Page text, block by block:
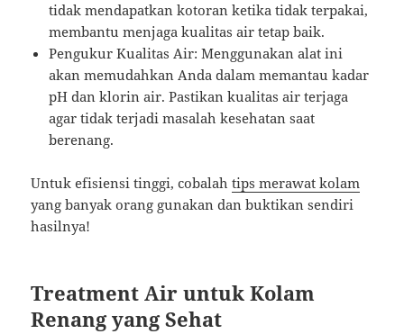
tidak mendapatkan kotoran ketika tidak terpakai,
membantu menjaga kualitas air tetap baik.
Pengukur Kualitas Air: Menggunakan alat ini
akan memudahkan Anda dalam memantau kadar
pH dan klorin air. Pastikan kualitas air terjaga
agar tidak terjadi masalah kesehatan saat
berenang.
Untuk efisiensi tinggi, cobalahtips merawat kolam
yang banyak orang gunakan dan buktikan sendiri
hasilnya!
Treatment Air untuk Kolam
Renang yang Sehat